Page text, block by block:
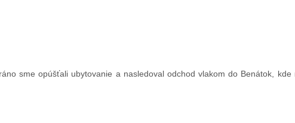
sme opúšťali ubytovanie a nasledoval odchod vlakom do Benátok, kde